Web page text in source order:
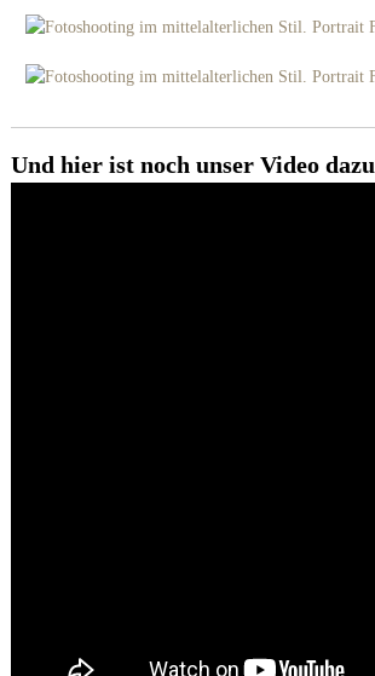
Und hier ist noch unser Video dazu